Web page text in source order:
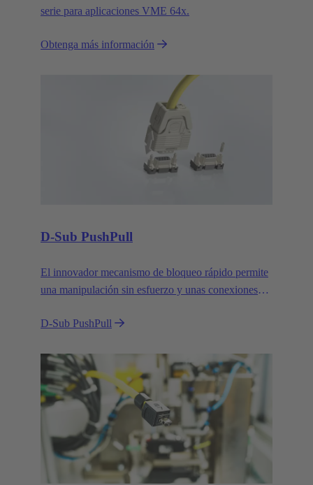
serie para aplicaciones VME 64x.
Obtenga más información
D-Sub PushPull
El innovador mecanismo de bloqueo rápido permite
una manipulación sin esfuerzo y unas conexiones
D-Sub PushPull